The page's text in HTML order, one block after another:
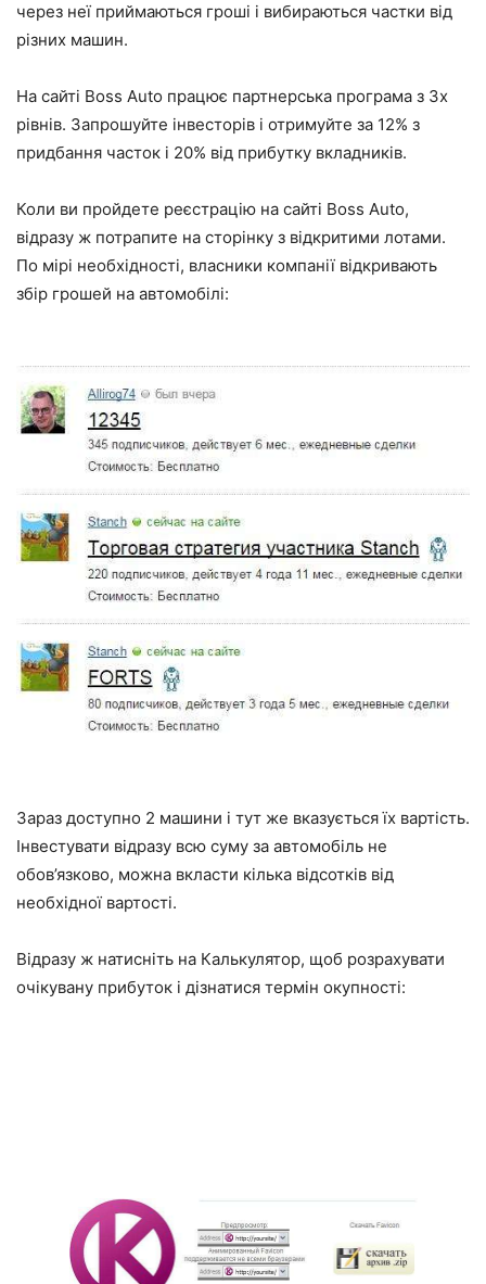
через неї приймаються гроші і вибираються частки від
різних машин.
На сайті Boss Auto працює партнерська програма з 3х
рівнів. Запрошуйте інвесторів і отримуйте за 12% з
придбання часток і 20% від прибутку вкладників.
Коли ви пройдете реєстрацію на сайті Boss Auto,
відразу ж потрапите на сторінку з відкритими лотами.
По мірі необхідності, власники компанії відкривають
збір грошей на автомобілі:
Зараз доступно 2 машини і тут же вказується їх вартість.
Інвестувати відразу всю суму за автомобіль не
обов’язково, можна вкласти кілька відсотків від
необхідної вартості.
Відразу ж натисніть на Калькулятор, щоб розрахувати
очікувану прибуток і дізнатися термін окупності: